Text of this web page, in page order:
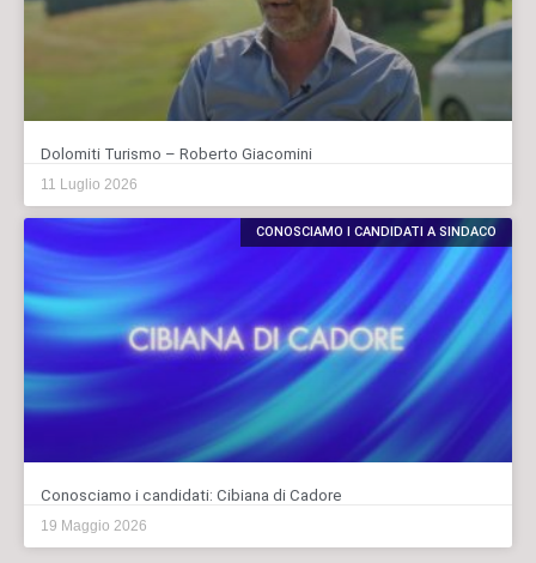
Dolomiti Turismo – Roberto Giacomini
11 Luglio 2026
CONOSCIAMO I CANDIDATI A SINDACO
Conosciamo i candidati: Cibiana di Cadore
19 Maggio 2026